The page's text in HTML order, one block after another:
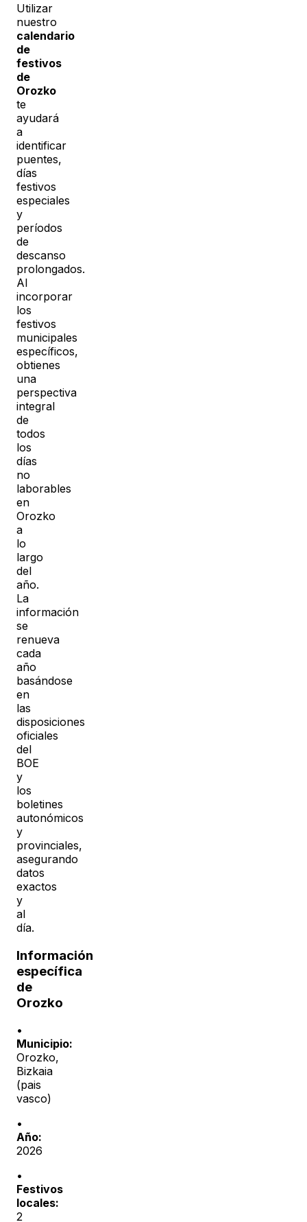
Utilizar
nuestro
calendario
de
festivos
de
Orozko
te
ayudará
a
identificar
puentes,
días
festivos
especiales
y
períodos
de
descanso
prolongados.
Al
incorporar
los
festivos
municipales
específicos,
obtienes
una
perspectiva
integral
de
todos
los
días
no
laborables
en
Orozko
a
lo
largo
del
año.
La
información
se
renueva
cada
año
basándose
en
las
disposiciones
oficiales
del
BOE
y
los
boletines
autonómicos
y
provinciales,
asegurando
datos
exactos
y
al
día.
Información
específica
de
Orozko
•
Municipio:
Orozko,
Bizkaia
(pais
vasco)
•
Año:
2026
•
Festivos
locales:
2